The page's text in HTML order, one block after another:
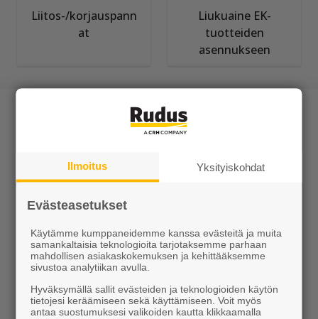
Liitos-/korjauspann
at
Liukuaine EK-
tuotteiden
asennukseen
Tuotteet
Kiviainekset
Pihakivet ja maisematuotteet
Betoni
Ilmoitus Yksityiskohdat
Evästeasetukset
Käytämme kumppaneidemme kanssa evästeitä ja muita
samankaltaisia teknologioita tarjotaksemme parhaan
mahdollisen asiakaskokemuksen ja kehittääksemme
sivustoa analytiikan avulla.
Hyväksymällä sallit evästeiden ja teknologioiden käytön
tietojesi keräämiseen sekä käyttämiseen. Voit myös
antaa suostumuksesi valikoiden kautta klikkaamalla